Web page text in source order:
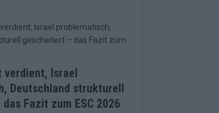
verdient, Israel
Deutschland strukturell
Fazit zum ESC 2026